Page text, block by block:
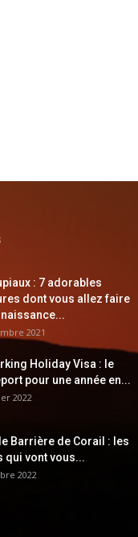
: 7 adorables
dont vous allez faire
2021
Holiday Visa : le
pour une année en...
2022
Barrière de Corail : les
qui vont vous...
2022